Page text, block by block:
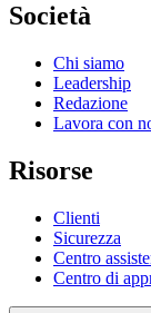
Società
Chi siamo
Leadership
Redazione
Lavora con
Risorse
Clienti
Sicurezza
Centro
Centro di